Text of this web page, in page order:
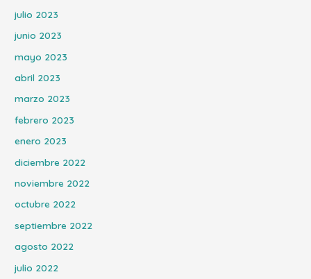
julio 2023
junio 2023
mayo 2023
abril 2023
marzo 2023
febrero 2023
enero 2023
diciembre 2022
noviembre 2022
octubre 2022
septiembre 2022
agosto 2022
julio 2022